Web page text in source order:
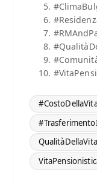
QualitàDellaVita